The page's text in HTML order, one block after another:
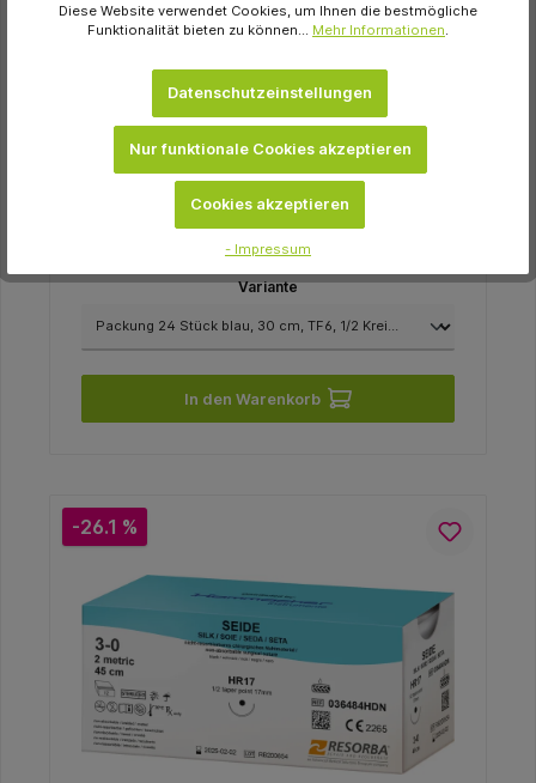
PROLENE Packung 24 Stück blau, 30 cm,
TF6, 1/2 Kreis, Rundkörper, spitz, 6,5 mm,
USP 7/0
217,10 €
Variante
In den Warenkorb
-26.1 %
Diese Website verwendet Cookies, um Ihnen die bestmögliche
Funktionalität bieten zu können... Mehr Informationen.
Datenschutzeinstellungen
Nur funktionale Cookies akzeptieren
Cookies akzeptieren
- Impressum